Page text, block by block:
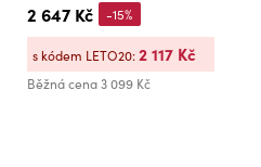
2 647 Kč
Běžná cena3 099 Kč
-15%
s kódem LETO20:2 117 Kč